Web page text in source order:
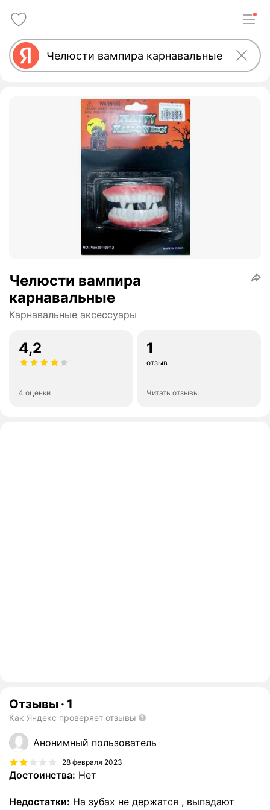
Челюсти вампира
карнавальные
Карнавальные аксессуары
4,2
4 оценки
1
отзыв
Читать отзывы
Отзывы · 1
Как Яндекс проверяет отзывы
Анонимный пользователь
28 февраля 2023
Достоинства: Нет
Недостатки: На зубах не держатся , выпадают